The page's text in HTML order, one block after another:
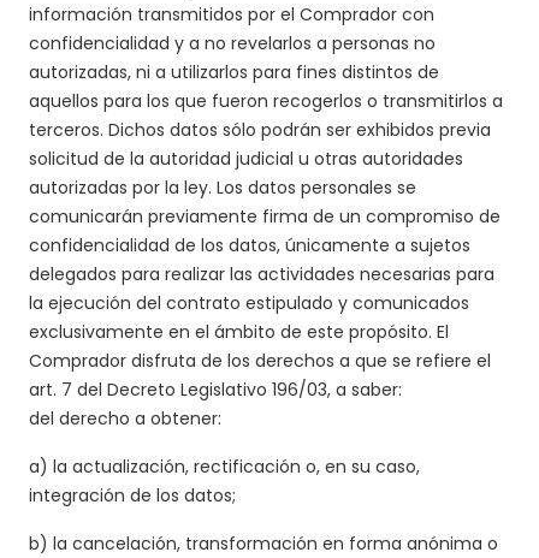
información transmitidos por el Comprador con
confidencialidad y a no revelarlos a personas no
autorizadas, ni a utilizarlos para fines distintos de
aquellos para los que fueron recogerlos o transmitirlos a
terceros. Dichos datos sólo podrán ser exhibidos previa
solicitud de la autoridad judicial u otras autoridades
autorizadas por la ley. Los datos personales se
comunicarán previamente firma de un compromiso de
confidencialidad de los datos, únicamente a sujetos
delegados para realizar las actividades necesarias para
la ejecución del contrato estipulado y comunicados
exclusivamente en el ámbito de este propósito. El
Comprador disfruta de los derechos a que se refiere el
art. 7 del Decreto Legislativo 196/03, a saber:
del derecho a obtener:
a) la actualización, rectificación o, en su caso,
integración de los datos;
b) la cancelación, transformación en forma anónima o